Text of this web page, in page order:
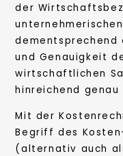
der
dementsprechend
und Genauigkeit
wirtschaftlichen
hinreichend
Mit der
Begriff des
(alternativ auch